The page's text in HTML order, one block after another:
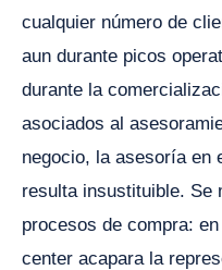
cualquier número de
aun durante picos
durante la
asociados al
negocio, la asesoría en
resulta insustituible. Se
procesos de compra:
center acapara la